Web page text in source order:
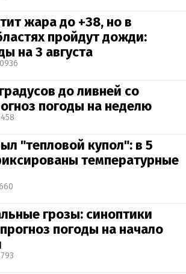
жара до +38, но в
пройдут дожди:
на 3 августа
до ливней со
погоды на неделю
"тепловой купол": в 5
температурные
грозы: синоптики
погоды на начало